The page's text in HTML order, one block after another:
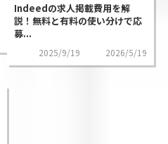
Indeedの求人掲載費用を解
説！無料と有料の使い分けで応
募...
2025/9/19 2026/5/19